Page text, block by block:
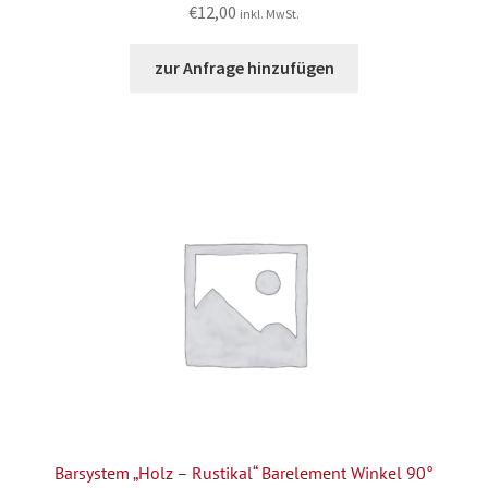
€12,00 inkl. MwSt.
zur Anfrage hinzufügen
Barsystem „Holz – Rustikal“ Barelement Winkel 90°